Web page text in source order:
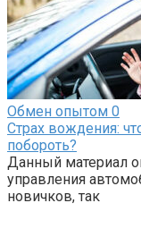
Обмен опытом 0
Страх вождения:
побороть?
Данный материал
управления
новичков, так